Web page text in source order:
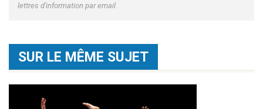
lettres d'information par email
SUR LE MÊME SUJET